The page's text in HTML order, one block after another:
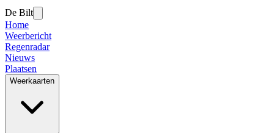
De Bilt
Home
Weerbericht
Regenradar
Nieuws
Plaatsen
Weerkaarten